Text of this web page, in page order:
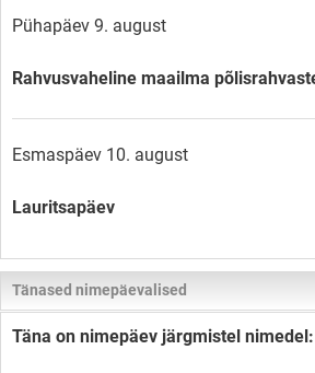
Pühapäev 9. august
Rahvusvaheline maailma
Esmaspäev 10. august
Lauritsapäev
Tänased nimepäevalised
Täna on nimepäev järgmistel nimedel: